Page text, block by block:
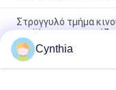
Στρογγυλό τμήμα
προϊόντα και τραπέζι
Χρωματισμένο
βασανισμού σωλήνων
Cynthia